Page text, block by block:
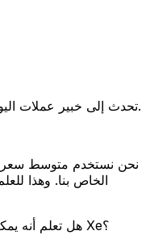
تحدث إلى خبير عملاتيمكننا التفوق على أسعار المنافسين.
نحن نستخدم متوسط
الخاص بنا. وهذا
هل تعلم أنه يمكنك إرسال الأموال إلى الخارج باستخدام Xe؟